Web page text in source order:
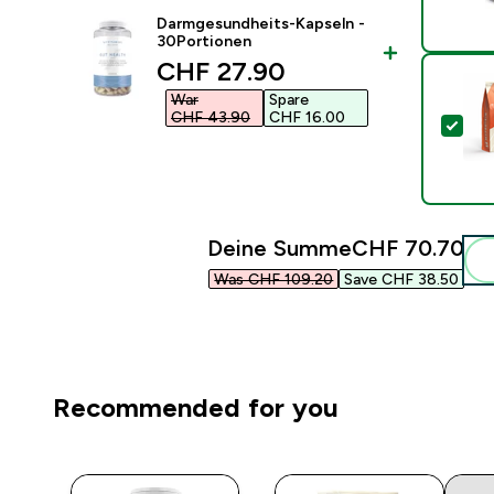
Darmgesundheits-Kapseln -
30Portionen
discounted price
CHF 27.90‎
War
CHF 43.90‎
Spare
CHF 16.00‎
Deine SummeCHF 70.70‎
Was CHF 109.20‎ Save CHF 38.50‎
Recommended for you